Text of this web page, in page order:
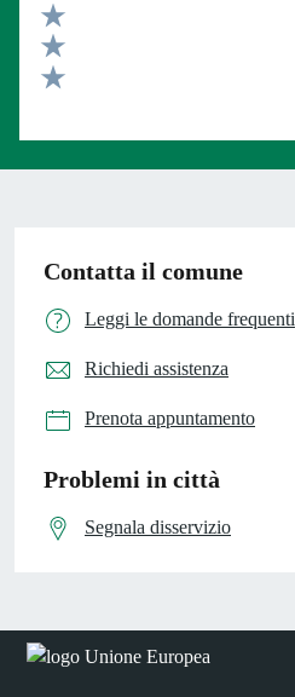
Valuta 4 stelle su 5
Valuta 3 stelle su 5
Valuta 2 stelle su 5
Contatta il comune
Leggi le domande frequenti
Richiedi assistenza
Prenota appuntamento
Problemi in città
Segnala disservizio